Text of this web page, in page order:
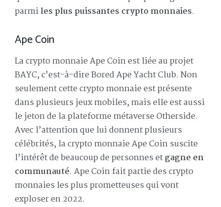
parmiles plus puissantes crypto monnaies.
Ape Coin
La crypto monnaie Ape Coin est liée au projet
BAYC, c’est-à-dire Bored Ape Yacht Club. Non
seulement cette crypto monnaie est présente
dans plusieurs jeux mobiles, mais elle est aussi
le jeton de la plateforme métaverse Otherside.
Avec l’attention que lui donnent plusieurs
célébrités, la crypto monnaie Ape Coin suscite
l’intérêt de beaucoup de personnes etgagne en
communauté. Ape Coin fait partie des crypto
monnaies les plus prometteuses qui vont
exploser en 2022.